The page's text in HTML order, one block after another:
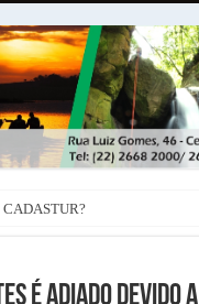
CADASTUR?
é adiado devido a